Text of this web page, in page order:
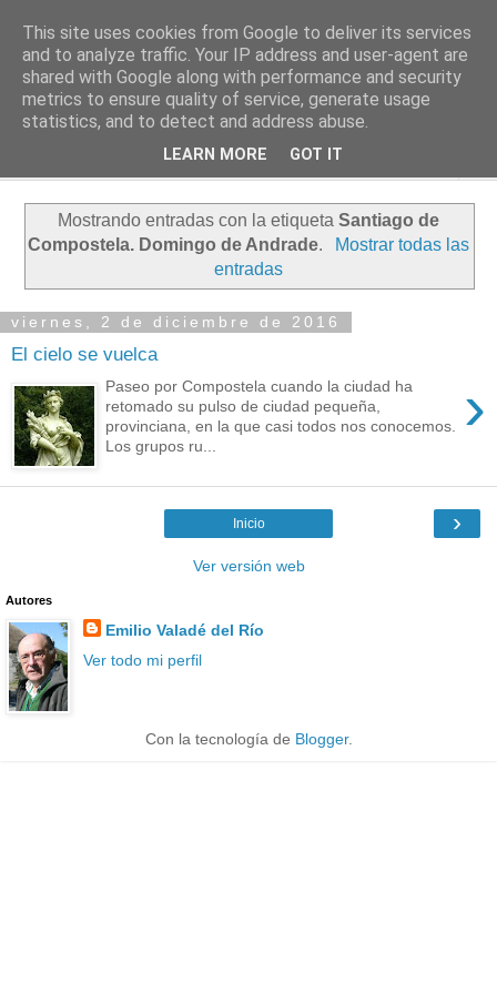
PASEANTE SILENCIOSO
Blog personal de Emilio Valadé del Río
Mostrando entradas con la etiqueta Santiago de
Compostela. Domingo de Andrade.
Mostrar todas las
entradas
viernes, 2 de diciembre de 2016
El cielo se vuelca
›
Paseo por Compostela cuando la ciudad ha
retomado su pulso de ciudad pequeña,
provinciana, en la que casi todos nos conocemos.
Los grupos ru...
›
Inicio
Ver versión web
Autores
Emilio Valadé del Río
Ver todo mi perfil
Con la tecnología de Blogger.
This site uses cookies from Google to deliver its services
and to analyze traffic. Your IP address and user-agent are
shared with Google along with performance and security
metrics to ensure quality of service, generate usage
statistics, and to detect and address abuse.
LEARN MORE GOT IT